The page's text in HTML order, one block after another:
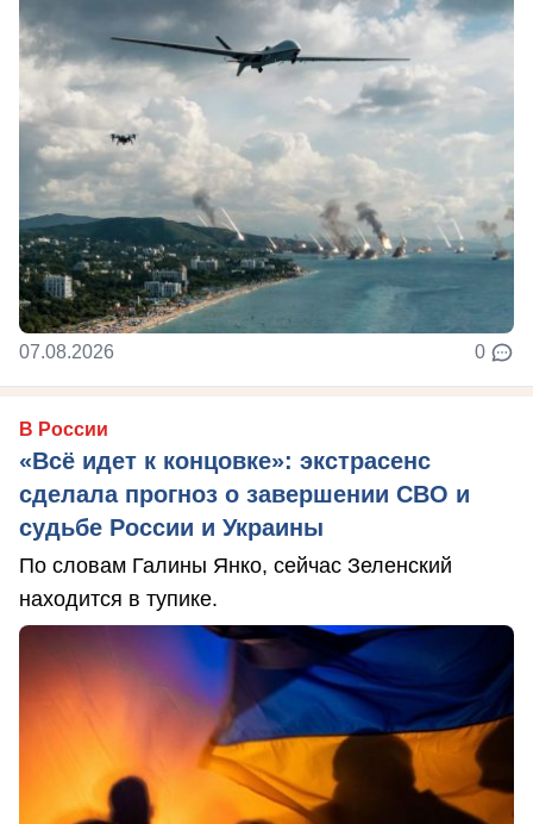
07.08.2026 0
В России
«Всё идет к концовке»: экстрасенс
сделала прогноз о завершении СВО и
судьбе России и Украины
По словам Галины Янко, сейчас Зеленский
находится в тупике.